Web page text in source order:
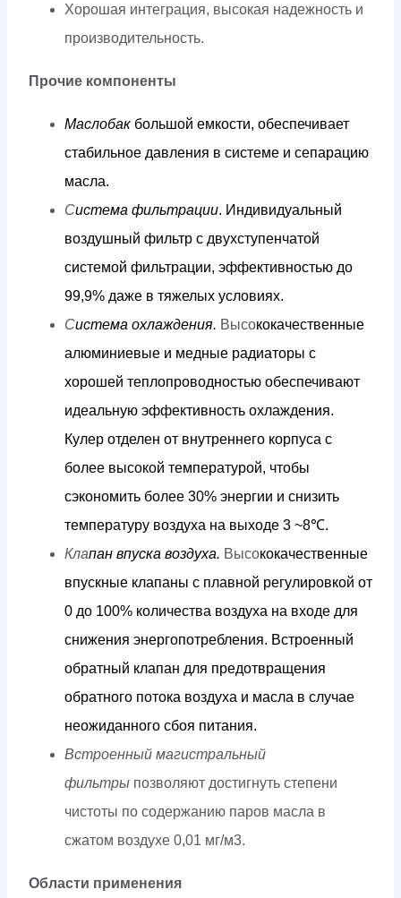
Хорошая интеграция, высокая надежность и
производительность.
Прочие компоненты
Маслобак большой емкости, обеспечивает
стабильное давления в системе и сепарацию
масла.
Система фильтрации. И ндивидуальный
воздушный фильтр с двухступенчатой
системой фильтрации, эффективностью до
99,9% даже в тяжелых условиях.
Система охлаждения. Высококачественные
алюминиевые и медные радиаторы с
хорошей теплопроводностью обеспечивают
идеальную эффективность охлаждения.
Кулер отделен от внутреннего корпуса с
более высокой температурой, чтобы
сэкономить более 30% энергии и снизить
температуру воздуха на выходе 3 ~8℃.
Клапан впуска воздуха. Высококачественные
впускные клапаны с плавной регулировкой от
0 до 100% количества воздуха на входе для
снижения энергопотребления. Встроенный
обратный клапан для предотвращения
обратного потока воздуха и масла в случае
неожиданного сбоя питания.
Встроенный магистральный
фильтры позволяют достигнуть степени
чистоты по содержанию паров масла в
сжатом воздухе 0,01 мг/м3.
Области применения